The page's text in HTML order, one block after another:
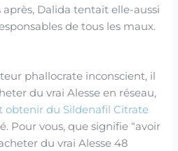
Dalida tentait elle-aussi
de tous les maux.
phallocrate inconscient, il
du vrai Alesse en réseau,
obtenir du Sildenafil Citrate
Pour vous, que signifie “avoir
du vrai Alesse 48